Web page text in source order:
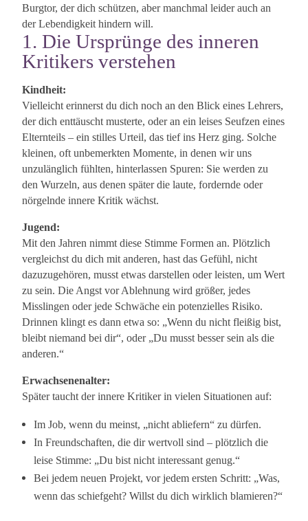
Burgtor, der dich schützen, aber manchmal leider auch an
der Lebendigkeit hindern will.
1. Die Ursprünge des inneren
Kritikers verstehen
Kindheit:
Vielleicht erinnerst du dich noch an den Blick eines Lehrers,
der dich enttäuscht musterte, oder an ein leises Seufzen eines
Elternteils – ein stilles Urteil, das tief ins Herz ging. Solche
kleinen, oft unbemerkten Momente, in denen wir uns
unzulänglich fühlten, hinterlassen Spuren: Sie werden zu
den Wurzeln, aus denen später die laute, fordernde oder
nörgelnde innere Kritik wächst.
Jugend:
Mit den Jahren nimmt diese Stimme Formen an. Plötzlich
vergleichst du dich mit anderen, hast das Gefühl, nicht
dazuzugehören, musst etwas darstellen oder leisten, um Wert
zu sein. Die Angst vor Ablehnung wird größer, jedes
Misslingen oder jede Schwäche ein potenzielles Risiko.
Drinnen klingt es dann etwa so: „Wenn du nicht fleißig bist,
bleibt niemand bei dir“, oder „Du musst besser sein als die
anderen.“
Erwachsenenalter:
Später taucht der innere Kritiker in vielen Situationen auf:
Im Job, wenn du meinst, „nicht abliefern“ zu dürfen.
In Freundschaften, die dir wertvoll sind – plötzlich die
leise Stimme: „Du bist nicht interessant genug.“
Bei jedem neuen Projekt, vor jedem ersten Schritt: „Was,
wenn das schiefgeht? Willst du dich wirklich blamieren?“